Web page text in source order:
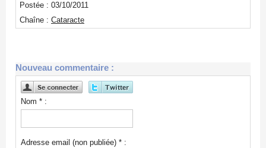
Postée : 03/10/2011
Chaîne : Cataracte
Nouveau commentaire :
Nom * :
Adresse email (non publiée) * :